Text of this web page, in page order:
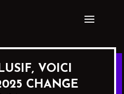
VOICI
CHANGE